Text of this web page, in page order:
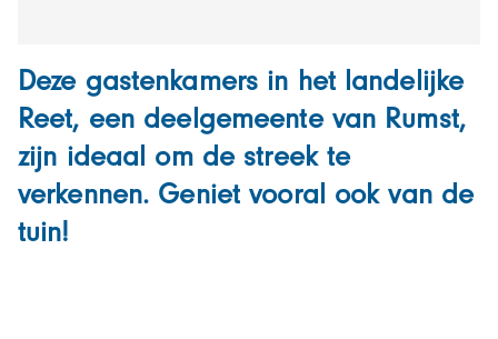
Deze gastenkamers in het landelijke
Reet, een deelgemeente van Rumst,
zijn ideaal om de streek te
verkennen. Geniet vooral ook van de
tuin!